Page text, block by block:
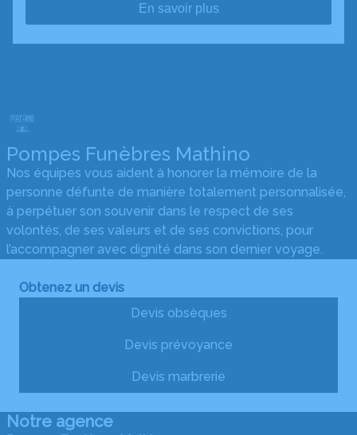
En savoir plus
Pompes Funèbres Mathino
Nos équipes vous aident à honorer la mémoire de la
personne défunte de manière totalement personnalisée,
à perpétuer son souvenir dans le respect de ses
volontés, de ses valeurs et de ses convictions, pour
l’accompagner avec dignité dans son dernier voyage.
Obtenez un devis
Devis obsèques
Devis prévoyance
Devis marbrerie
Notre agence